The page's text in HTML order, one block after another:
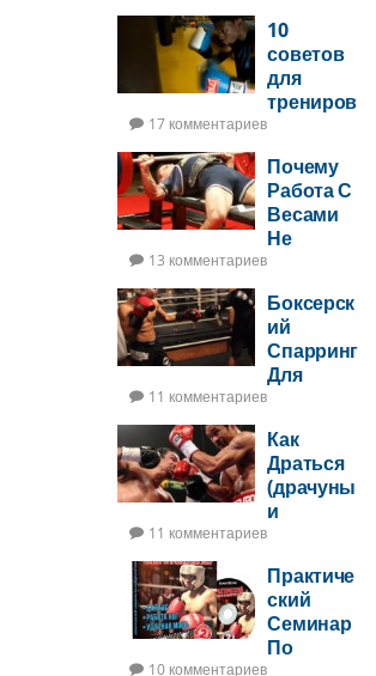
Мощь —
ЧАСТЬ 2
10
советов
для
трениров
ом мешке
17 комментариев
Почему
Работа С
Весами
Не
Мощь
13 комментариев
Боксерск
ий
Спарринг
Для
11 комментариев
Как
Драться
(драчуны
и
11 комментариев
Практиче
ский
Семинар
По
10 комментариев